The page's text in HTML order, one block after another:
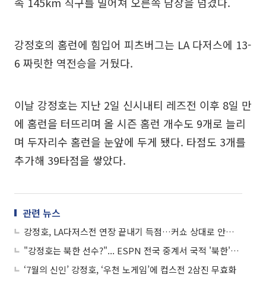
강정호의 홈런에 힘입어 피츠버그는 LA 다저스에 13-
6 짜릿한 역전승을 거뒀다.
이날 강정호는 지난 2일 신시내티 레즈전 이후 8일 만
에 홈런을 터뜨리며 올 시즌 홈런 개수도 9개로 늘리
며 두자리수 홈런을 눈앞에 두게 됐다. 타점도 3개를
추가해 39타점을 쌓았다.
관련 뉴스
강정호, LA다저스전 연장 끝내기 득점…커쇼 상대로 안타 뽑아내
"강정호는 북한 선수?"... ESPN 전국 중계서 국적 '북한'으로 언급돼
‘7월의 신인’ 강정호, ‘우천 노게임’에 컵스전 2삼진 무효화